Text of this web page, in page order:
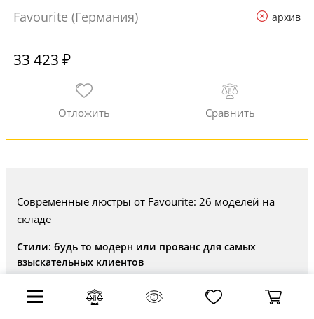
Favourite (Германия)
архив
33 423 ₽
Современные люстры от Favourite: 26 моделей на
складе
Стили: будь то модерн или прованс для самых
взыскательных клиентов
Стиль выбранной люстры формирует ауру пространства ,
делая ее яркой или сдержанной и остаётся в памяти навсегда.